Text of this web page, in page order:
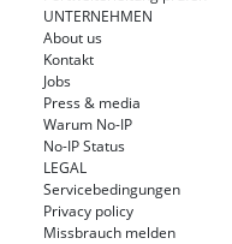
UNTERNEHMEN
About us
Kontakt
Jobs
Press & media
Warum No-IP
No-IP Status
LEGAL
Servicebedingungen
Privacy policy
Missbrauch melden